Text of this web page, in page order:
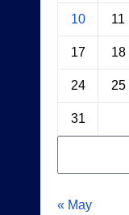
10 11
17 18
24 25
31
« May